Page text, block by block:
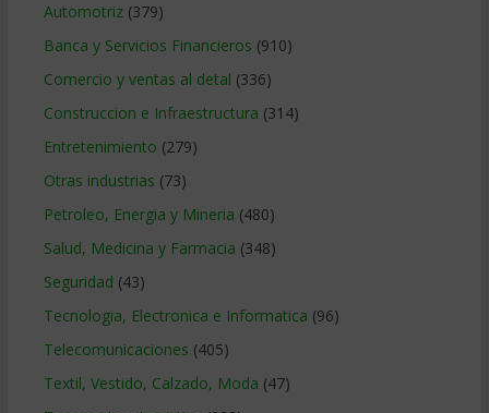
Automotriz(379)
Banca y Servicios Financieros (910)
Comercio y ventas al detal (336)
Construccion e Infraestructura (314)
Entretenimiento (279)
Otras industrias (73)
Petroleo, Energia y Mineria (480)
Salud, Medicina y Farmacia (348)
Seguridad (43)
Tecnologia, Electronica e Informatica (96)
Telecomunicaciones (405)
Textil, Vestido, Calzado, Moda (47)